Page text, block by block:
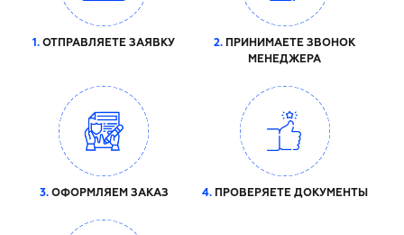
1. ОТПРАВЛЯЕТЕ ЗАЯВКУ 2. ПРИНИМАЕТЕ ЗВОНОК
МЕНЕДЖЕРА
3.ОФОРМЛЯЕМ ЗАКАЗ 4.ПРОВЕРЯЕТЕ ДОКУМЕНТЫ